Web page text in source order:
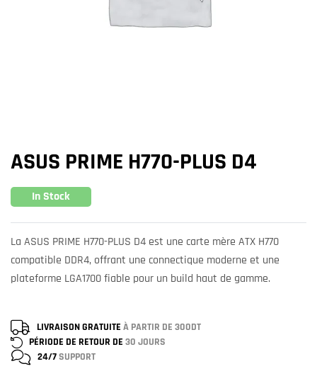
ASUS PRIME H770-PLUS D4
In Stock
La ASUS PRIME H770-PLUS D4 est une carte mère ATX H770
compatible DDR4, offrant une connectique moderne et une
plateforme LGA1700 fiable pour un build haut de gamme.
LIVRAISON GRATUITE À PARTIR DE 300DT
PÉRIODE DE RETOUR DE 30 JOURS
24/7SUPPORT